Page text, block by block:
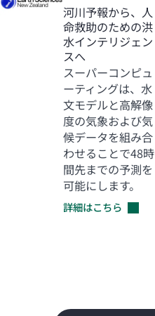
河川予報から、人
命救助のための洪
水インテリジェン
スへ
スーパーコンピュ
ーティングは、水
文モデルと高解像
度の気象および気
候データを組み合
わせることで48時
間先までの予測を
可能にします。
詳細はこちら